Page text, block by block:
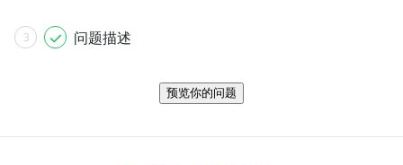
3 问题描述
预览你的问题